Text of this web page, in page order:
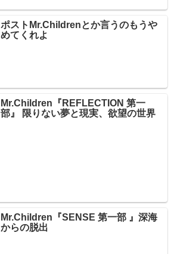
ポストMr.Childrenとか言うのもうや
めてくれよ
Mr.Children『REFLECTION 第一
部』 限りない夢と現実、欲望の世界
Mr.Children『SENSE 第一部 』深海
からの脱出